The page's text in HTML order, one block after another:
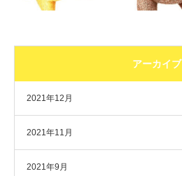
アーカイブ
2021年12月
2021年11月
2021年9月